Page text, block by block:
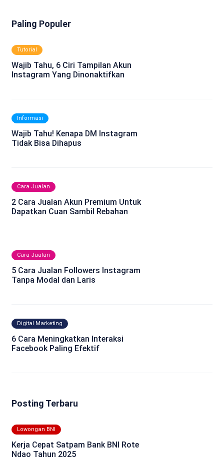
Paling Populer
Tutorial
Wajib Tahu, 6 Ciri Tampilan Akun
Instagram Yang Dinonaktifkan
Informasi
Wajib Tahu! Kenapa DM Instagram
Tidak Bisa Dihapus
Cara Jualan
2 Cara Jualan Akun Premium Untuk
Dapatkan Cuan Sambil Rebahan
Cara Jualan
5 Cara Jualan Followers Instagram
Tanpa Modal dan Laris
Digital Marketing
6 Cara Meningkatkan Interaksi
Facebook Paling Efektif
Posting Terbaru
Lowongan BNI
Kerja Cepat Satpam Bank BNI Rote
Ndao Tahun 2025